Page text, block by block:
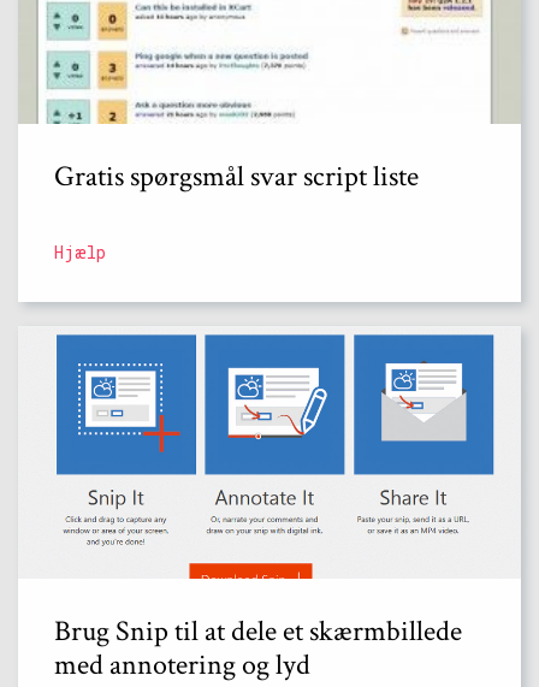
Gratis spørgsmål svar script liste
Hjælp
Brug Snip til at dele et skærmbillede
med annotering og lyd